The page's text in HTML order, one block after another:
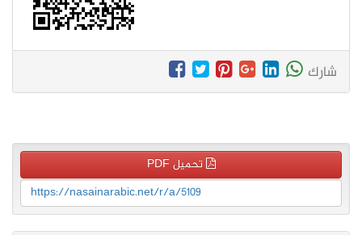
شارك
تحميل PDF
https://nasainarabic.net/r/a/5109